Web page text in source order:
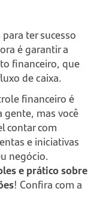
ter sucesso
é garantir a
financeiro, que
de caixa.
financeiro é
mas você
contar com
e iniciativas
negócio.
e prático sobre
! Confira com a